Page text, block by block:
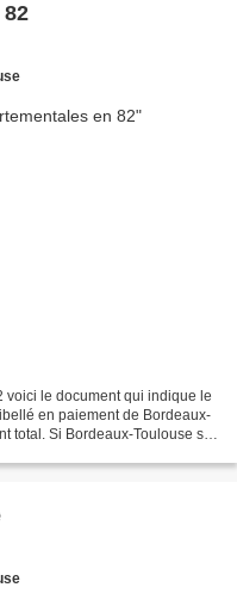
le document qui indique le
en paiement de Bordeaux-
total. Si Bordeaux-Toulouse se